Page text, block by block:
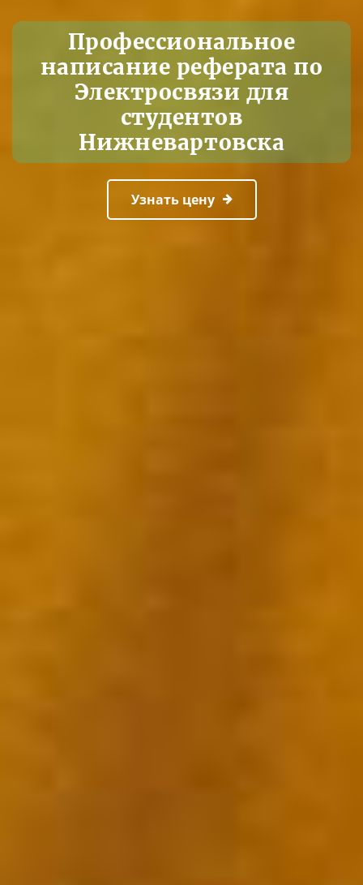
Профессиональное
написание реферата по
Электросвязи для
студентов
Нижневартовска
Узнать цену